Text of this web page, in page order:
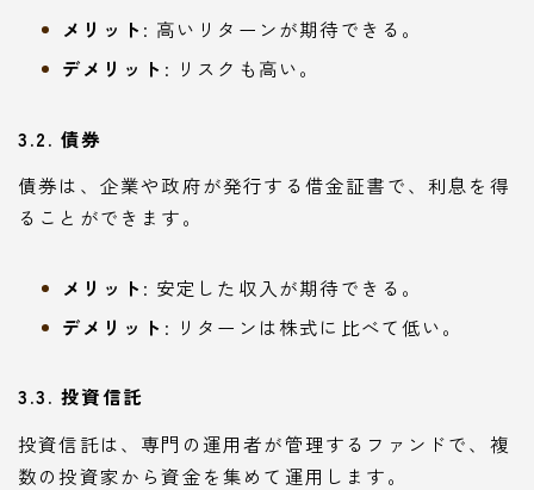
メリット : 高いリターンが期待できる。
デメリット : リスクも高い。
3.2. 債券
債券は、企業や政府が発行する借金証書で、利息を得
ることができます。
メリット : 安定した収入が期待できる。
デメリット : リターンは株式に比べて低い。
3.3. 投資信託
投資信託は、専門の運用者が管理するファンドで、複
数の投資家から資金を集めて運用します。